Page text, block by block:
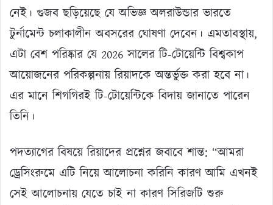
নেই। গুজব ছড়িয়েছে যে অভিজ্ঞ অলরাউন্ডার ভারতে
টুর্নামেন্ট চলাকালীন অবসরের ঘোষণা দেবেন। এমতাবস্থায়,
এটা বেশ পরিষ্কার যে 2026 সালের টি-টোয়েন্টি বিশ্বকাপ
আয়োজনের পরিকল্পনায় রিয়াদকে অন্তর্ভুক্ত করা হবে না।
এর মানে শিগগিরই টি-টোয়েন্টিকে বিদায় জানাতে পারেন
তিনি।
পদত্যাগের বিষয়ে রিয়াদের প্রশ্নের জবাবে শান্ত: “আমরা
ড্রেসিংরুমে এটি নিয়ে আলোচনা করিনি কারণ আমি এখনই
সেই আলোচনায় যেতে চাই না কারণ সিরিজটি শুরু